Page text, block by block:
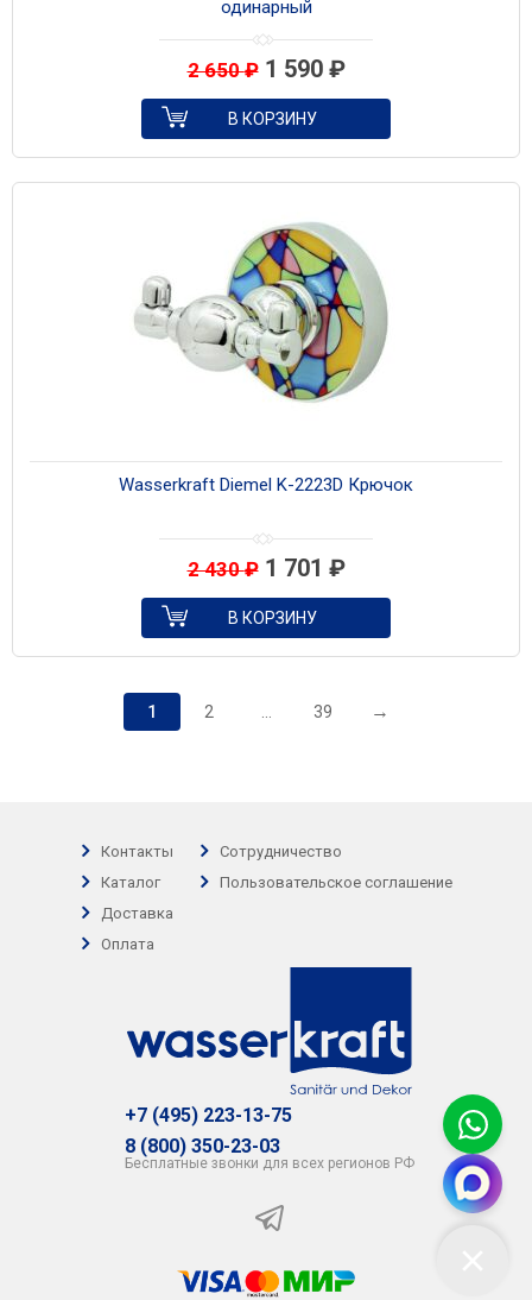
одинарный
2 650₽ 1 590 ₽
В КОРЗИНУ
Wasserkraft Diemel K-2223D Крючок
2 430₽ 1 701 ₽
В КОРЗИНУ
1 2 39 →
Контакты
Каталог
Доставка
Оплата
Сотрудничество
Пользовательское соглашение
+7 (495) 223-13-75
8 (800) 350-23-03
Бесплатные звонки для всех регионов РФ